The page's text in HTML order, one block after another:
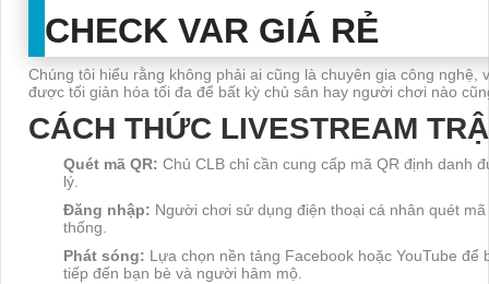
CHECK VAR GIÁ RẺ
Chúng tôi hiểu rằng không phải ai cũng là chuyên gia công nghệ,
được tối giản hóa tối đa để bất kỳ chủ sân hay người chơi nào
CÁCH THỨC LIVESTREAM
Quét mã QR: Chủ CLB chỉ cần cung cấp mã QR định danh
lý.
Đăng nhập: Người chơi sử dụng điện thoại cá nhân quét
thống.
Phát sóng: Lựa chọn nền tảng Facebook hoặc YouTube để
tiếp đến bạn bè và người hâm mộ.